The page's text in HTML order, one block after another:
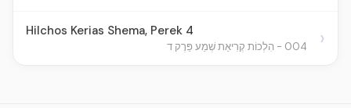
Hilchos Kerias Shema, Perek 4
004 - הִלְכוֹת קְרִיאַת שְׁמַע פֵּרֶק ד ›